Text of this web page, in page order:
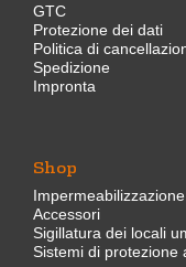
GTC
Protezione dei dati
Politica di
Spedizione
Impronta
Shop
Accessori
Sigillatura dei locali
Sistemi di protezione